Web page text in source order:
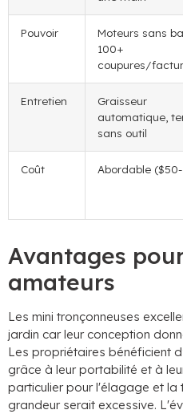
Pouvoir
Moteurs sans
100+
coupures/
Entretien
Graisseur
automatique,
sans outil
Coût Abordable
Avantages
amateurs
Les mini tronçonneuses
jardin car leur conception
Les propriétaires bénéficient
grâce à leur portabilité et à
particulier pour l'élagage et la
grandeur serait excessive.